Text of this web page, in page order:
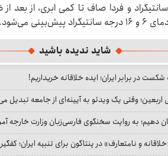
۶ و ۱۴ درجه سانتیگراد و فردا صاف تا کمی
می‌شود.
شاید ندیده باشید
شکست در برابر ایران؛ ایده خلاقانه خریداریم!
اربعین؛ وقتی یک ویدئو به آیینه‌ای از جامعه تبدیل
دهیم؛ به روایت سخنگوی فارسی‌زبان وزارت خارجه
و نامتعارف» در پنتاگون برای تنبیه ایران؛